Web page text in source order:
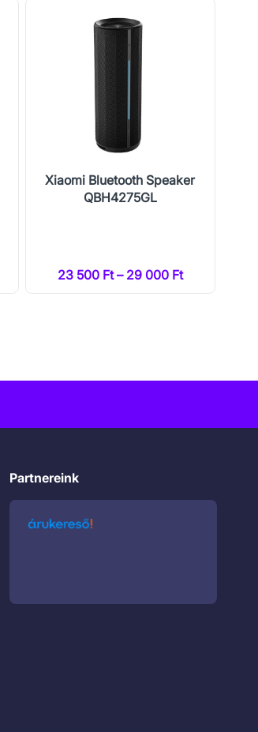
Xiaomi Bluetooth Speaker
QBH4275GL
23 500 Ft – 29 000 Ft
Partnereink